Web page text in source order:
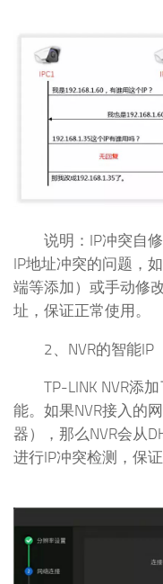
说明：IP冲突自修
IP地址冲突的问题，
端等添加）或手动修
址，保证正常使用。
2、NVR的智能IP
TP-LINK NVR添加
能。如果NVR接入的
器），那么NVR会从
进行IP冲突检测，保证